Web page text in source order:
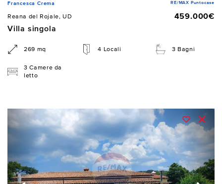
Francesca Crema RE/MAX Puntocase
Reana del Rojale, UD
459.000€
Villa singola
269 mq 4 Locali 3 Bagni
3 Camere da
letto